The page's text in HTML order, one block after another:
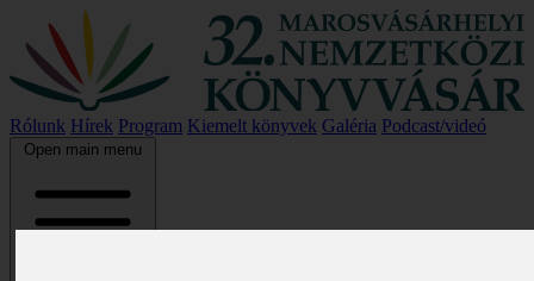
Rólunk Hírek Program Kiemelt könyvek Galéria Podcast/videó
Open main menu